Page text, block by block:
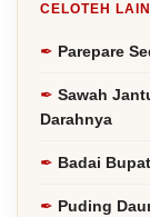
CELOTEH
Parepare
Sawah
Darahnya
Badai
Puding